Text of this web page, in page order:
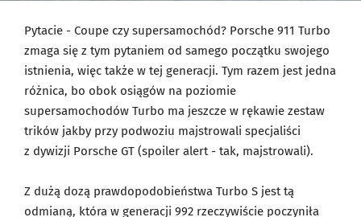
Pytacie - Coupe czy supersamochód? Porsche 911 Turbo
zmaga się z tym pytaniem od samego początku swojego
istnienia, więc także w tej generacji. Tym razem jest jedna
różnica, bo obok osiągów na poziomie
supersamochodów Turbo ma jeszcze w rękawie zestaw
trików jakby przy podwoziu majstrowali specjaliści
z dywizji Porsche GT (spoiler alert - tak, majstrowali).
Z dużą dozą prawdopodobieństwa Turbo S jest tą
odmianą, która w generacji 992 rzeczywiście poczyniła